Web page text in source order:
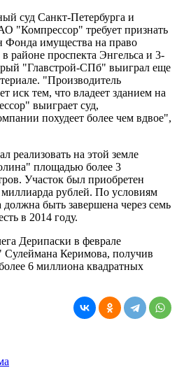
суд Санкт-Петербурга и
"Компрессор" требует признать
Фонда имущества на право
районе проспекта Энгельса и 3-
"Главстрой-СПб" выиграл еще
"Производитель
иск тем, что владеет зданием на
выиграет суд,
похудеет более чем вдвое",
реализовать на этой земле
площадью более 3
Участок был приобретен
рублей. По условиям
должна быть завершена через семь
в 2014 году.
Дерипаски в феврале
Керимова, получив
6 миллиона квадратных